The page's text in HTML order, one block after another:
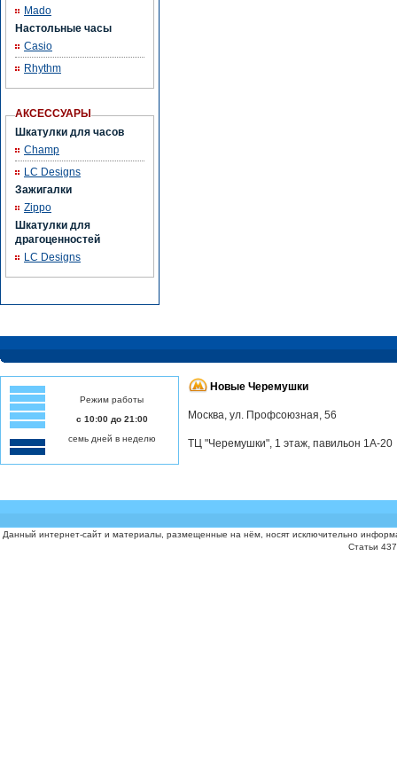
Mado
Настольные часы
Casio
Rhythm
АКСЕССУАРЫ
Шкатулки для часов
Champ
LC Designs
Зажигалки
Zippo
Шкатулки для
драгоценностей
LC Designs
Режим работы
с 10:00 до 21:00
семь дней в неделю
Новые Черемушки
Москва, ул. Профсоюзная, 56
ТЦ "Черемушки", 1 этаж, павильон 1А-20
Данный интернет-сайт и материалы, размещенные на нём, носят исключительно
Статьи